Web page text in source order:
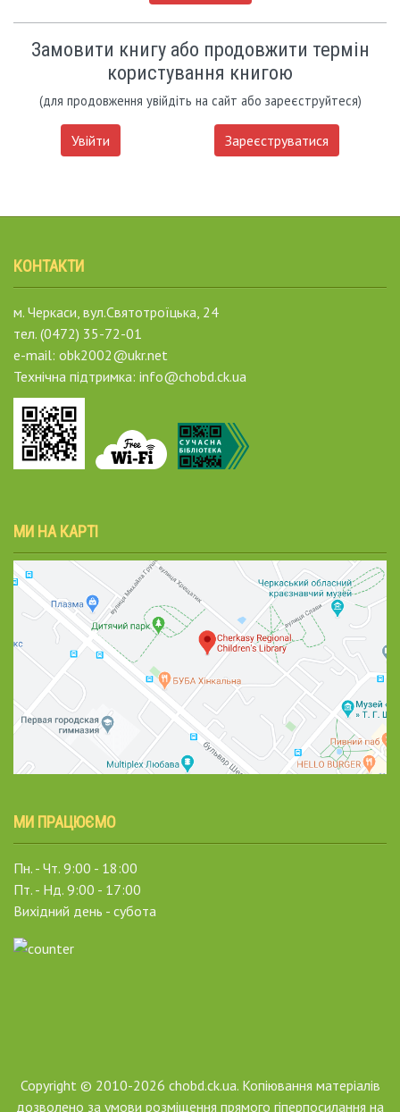
Замовити книгу або продовжити термін
користування книгою
(для продовження увійдіть на сайт або зареєструйтеся)
Увійти Зареєструватися
КОНТАКТИ
м. Черкаси, вул.Святотроїцька, 24
тел. (0472) 35-72-01
e-mail: obk2002@ukr.net
Технічна підтримка: info@chobd.ck.ua
МИ НА КАРТІ
МИ ПРАЦЮЄМО
Пн. - Чт. 9:00 - 18:00
Пт. - Нд. 9:00 - 17:00
Вихідний день - субота
Copyright © 2010-2026 chobd.ck.ua. Копіювання матеріалів
дозволено за умови розміщення прямого гіперпосилання на